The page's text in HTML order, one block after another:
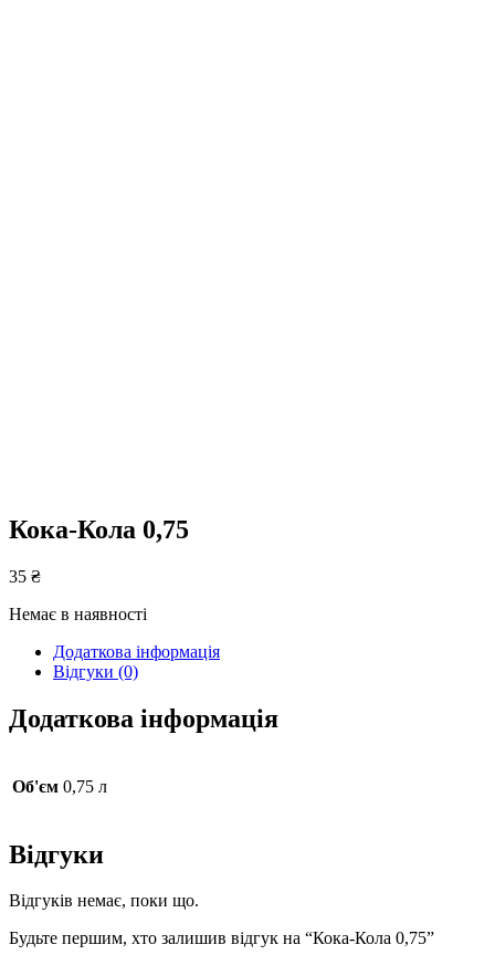
Кока-Кола 0,75
35 ₴
Немає в наявності
Додаткова інформація
Відгуки (0)
Додаткова інформація
Об'єм 0,75 л
Відгуки
Відгуків немає, поки що.
Будьте першим, хто залишив відгук на “Кока-Кола 0,75”